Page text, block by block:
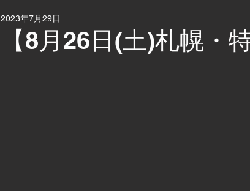
【8月26日(土)札幌・
2023年7月29日